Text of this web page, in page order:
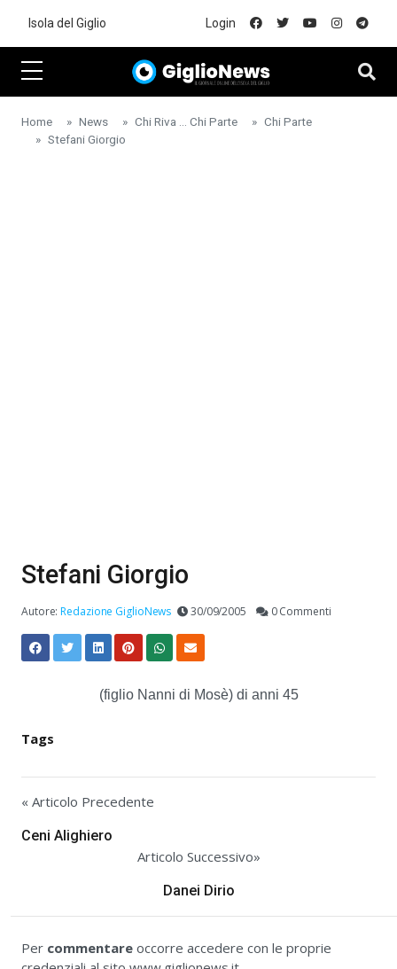
Isola del Giglio Login
Home News Chi Riva ... Chi Parte
Chi Parte
Stefani Giorgio
Stefani Giorgio
Autore:Redazione GiglioNews 30/09/2005 0 Commenti
(figlio Nanni di Mosè) di anni 45
Tags
« Articolo Precedente
Ceni Alighiero
Articolo Successivo»
Danei Dirio
Per commentare occorre accedere con le proprie